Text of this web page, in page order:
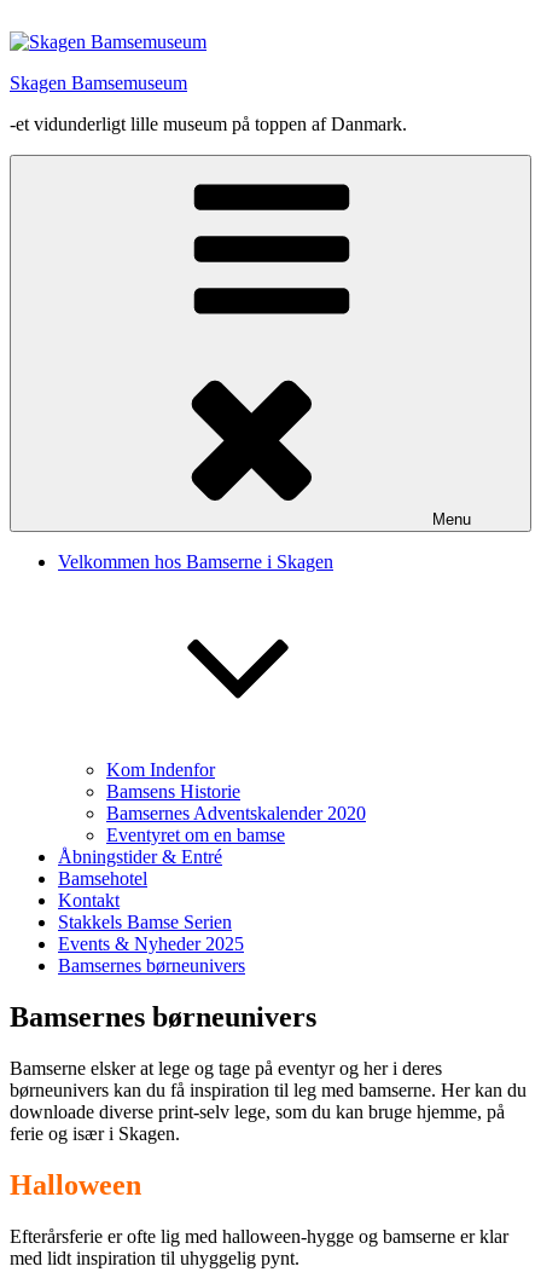
til
Skagen Bamsemuseum
-et vidunderligt lille museum på toppen af Danmark.
Menu
Velkommen hos Bamserne i Skagen
Kom Indenfor
Bamsens Historie
Bamsernes Adventskalender 2020
Eventyret om en bamse
Åbningstider & Entré
Bamsehotel
Kontakt
Stakkels Bamse Serien
Events & Nyheder 2025
Bamsernes børneunivers
Bamsernes børneunivers
Bamserne elsker at lege og tage på eventyr og her i deres
børneunivers kan du få inspiration til leg med bamserne. Her kan du
downloade diverse print-selv lege, som du kan bruge hjemme, på
ferie og især i Skagen.
Halloween
Efterårsferie er ofte lig med halloween-hygge og bamserne er klar
med lidt inspiration til uhyggelig pynt.